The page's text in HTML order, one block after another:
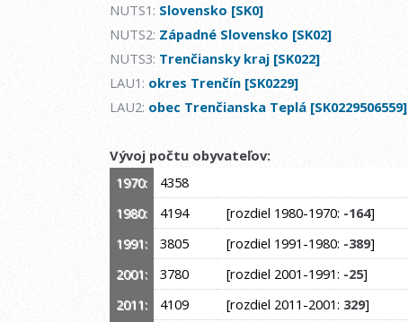
NUTS1: Slovensko [SK0]
NUTS2: Západné Slovensko [SK02]
NUTS3: Trenčiansky kraj [SK022]
LAU1: okres Trenčín [SK0229]
LAU2: obec Trenčianska Teplá [SK0229506559]
Vývoj počtu obyvateľov:
1970:
4358
1980:
4194 [rozdiel 1980-1970: -164]
1991:
3805 [rozdiel 1991-1980: -389]
2001:
3780 [rozdiel 2001-1991: -25]
2011:
4109 [rozdiel 2011-2001: 329]